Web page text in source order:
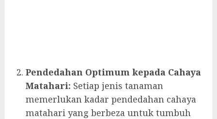
Pendedahan Optimum kepada Cahaya
Matahari: Setiap jenis tanaman
memerlukan kadar pendedahan cahaya
matahari yang berbeza untuk tumbuh